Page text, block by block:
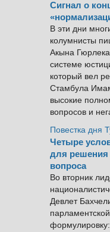
Сигнал о
В эти дни
колумнисты
Акына
системе
который вел
Стамбула
высокие
вопросов и
Повестка дня
Четыре
для решения
вопроса
Во вторник
Девлет